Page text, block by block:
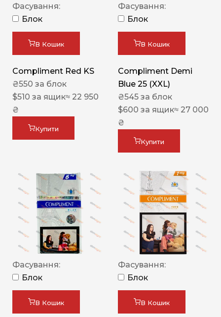
Фасування:
Блок
В Кошик
Compliment Red KS
₴550 за блок
$510 за ящик≈ 22 950
₴
Купити
Фасування:
Блок
В Кошик
Compliment Demi
Blue 25 (XXL)
₴545 за блок
$600 за ящик≈ 27 000
₴
Купити
Фасування:
Блок
В Кошик
Фасування:
Блок
В Кошик